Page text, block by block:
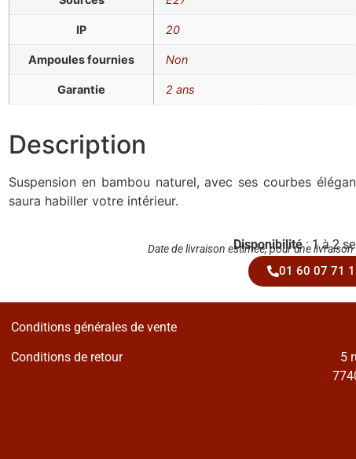
IP 20
Ampoules fournies Non
Garantie 2 ans
Description
Suspension en bambou naturel, avec ses courbes
saura habiller votre intérieur.
Disponibilité: 1 à 2
Date de livraison estimée, pour une
01 60 07 71
Conditions générales de vente
Conditions de retour
5